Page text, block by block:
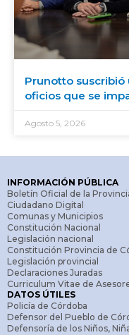
Prunotto suscribió
oficios que se
Agosto 5, 2026
INFORMACIÓN PÚBLICA
Boletín Oficial de la
Ciudadano Digital
Comunas y Municipios
Constitución Nacional
Legislación nacional
Constitución Provincia de
Legislación provincial
Declaraciones Juradas
Curriculum Vitae de
DATOS ÚTILES
Policía de Córdoba
Defensor del Pueblo de
Defensoría de los Niños,